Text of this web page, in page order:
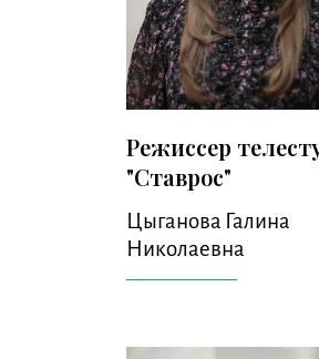
Режиссер
"Ставрос"
Цыганова Галина
Николаевна